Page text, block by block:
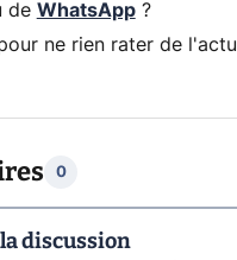
de WhatsApp?
ne rien rater de l'actu
0
discussion